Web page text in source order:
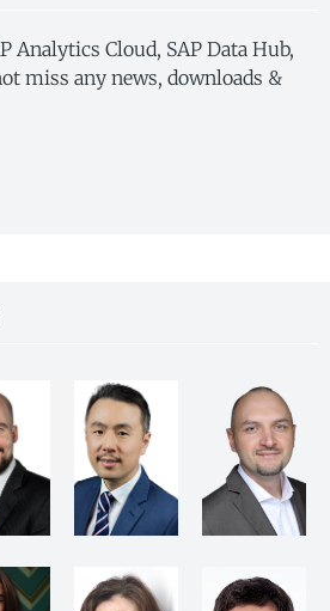
Analytics Cloud, SAP Data Hub,
miss any news, downloads &